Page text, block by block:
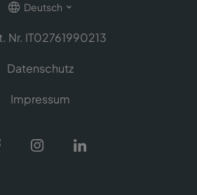
Deutsch
Nr. IT02761990213
Datenschutz
Impressum